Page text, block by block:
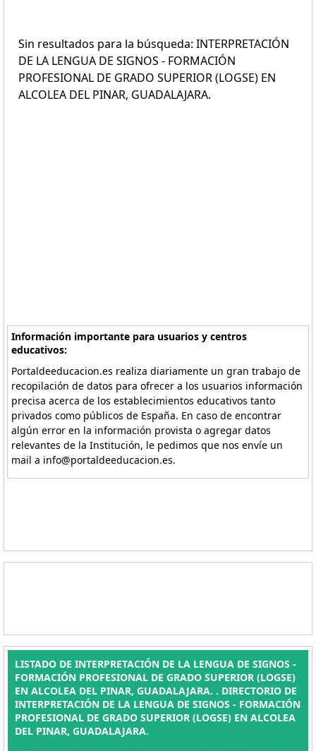
Sin resultados para la búsqueda: INTERPRETACIÓN
DE LA LENGUA DE SIGNOS - FORMACIÓN
PROFESIONAL DE GRADO SUPERIOR (LOGSE) EN
ALCOLEA DEL PINAR, GUADALAJARA.
Información importante para usuarios y centros
educativos:
Portaldeeducacion.es realiza diariamente un gran trabajo de
recopilación de datos para ofrecer a los usuarios información
precisa acerca de los establecimientos educativos tanto
privados como públicos de España. En caso de encontrar
algún error en la información provista o agregar datos
relevantes de la Institución, le pedimos que nos envíe un
mail a info@portaldeeducacion.es.
LISTADO DE INTERPRETACIÓN DE LA LENGUA DE SIGNOS -
FORMACIÓN PROFESIONAL DE GRADO SUPERIOR (LOGSE)
EN ALCOLEA DEL PINAR, GUADALAJARA. . DIRECTORIO DE
INTERPRETACIÓN DE LA LENGUA DE SIGNOS - FORMACIÓN
PROFESIONAL DE GRADO SUPERIOR (LOGSE) EN ALCOLEA
DEL PINAR, GUADALAJARA.